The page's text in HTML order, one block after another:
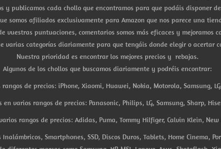
y publicamos cada chollo que encontramos para que podáis disponer
somos afiliados exclusivamente para Amazon que nos parece una
vuestras puntuaciones, comentarios somos más eficaces y mejoramos
varias categorías diariamente para que tengáis donde elegir o acertar
Nuestra prioridad es encontrar los mejores precios y rebajas.
Algunos de los chollos que buscamos diariamente y podréis encontrar:
de precios: iPhone, Xiaomi, Huawei, Nokia, Motorola, Samsung,
en varios rangos de precios: Panasonic, Philips, LG, Samsung, Sharp,
rangos de precios: Adidas, Puma, Tommy Hilfiger, Calvin Klein, New
Smartphones, SSD, Discos Duros, Tablets, Home Cinema,